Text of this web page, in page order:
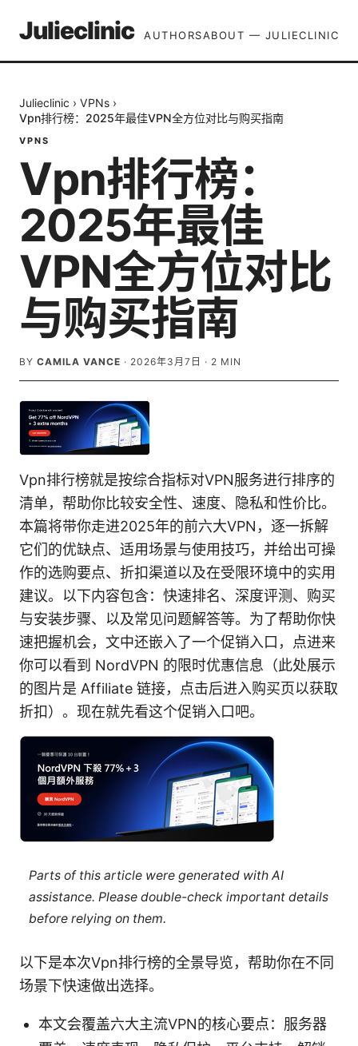
Julieclinic AUTHORSABOUT — JULIECLINIC
Julieclinic › VPNs ›
Vpn排行榜：2025年最佳VPN全方位对比与购买指南
VPNS
Vpn排行榜：
2025年最佳
VPN全方位对比
与购买指南
BY CAMILA VANCE · 2026年3月7日 · 2 MIN
Vpn排行榜就是按综合指标对VPN服务进行排序的
清单，帮助你比较安全性、速度、隐私和性价比。
本篇将带你走进2025年的前六大VPN，逐一拆解
它们的优缺点、适用场景与使用技巧，并给出可操
作的选购要点、折扣渠道以及在受限环境中的实用
建议。以下内容包含：快速排名、深度评测、购买
与安装步骤、以及常见问题解答等。为了帮助你快
速把握机会，文中还嵌入了一个促销入口，点进来
你可以看到 NordVPN 的限时优惠信息（此处展示
的图片是 Affiliate 链接，点击后进入购买页以获取
折扣）。现在就先看这个促销入口吧。
Parts of this article were generated with AI
assistance. Please double-check important details
before relying on them.
以下是本次Vpn排行榜的全景导览，帮助你在不同
场景下快速做出选择。
本文会覆盖六大主流VPN的核心要点：服务器